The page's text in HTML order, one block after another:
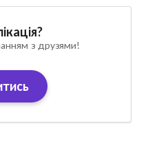
з друзями!